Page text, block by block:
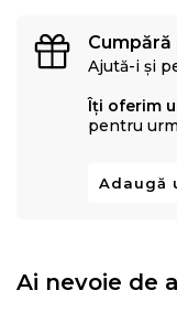
Ajută-i și
Îți oferim
pentru
Adaugă
Ai nevoie de